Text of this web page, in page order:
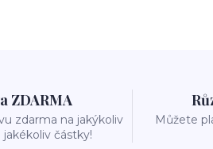
ZDARMA
zdarma na jakýkoliv
částky!
Můžete